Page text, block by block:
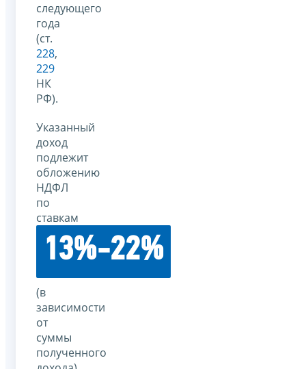
следующего
года
(ст.
228,
229
НК
РФ).
Указанный
доход
подлежит
обложению
НДФЛ
по
ставкам
13%-22%
(в
зависимости
от
суммы
полученного